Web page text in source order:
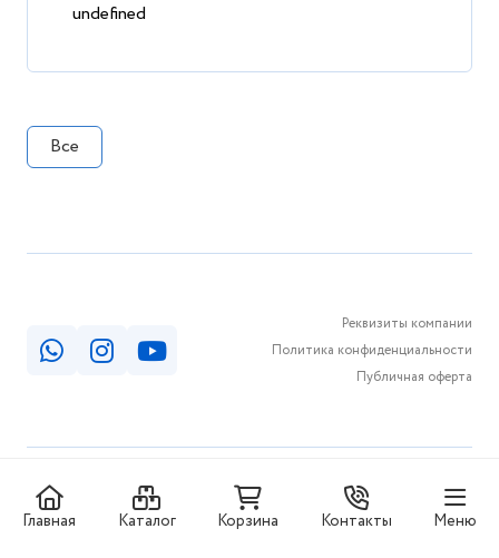
undefined
Все
Реквизиты компании
Политика конфиденциальности
Публичная оферта
© КАБИНКА.КЗ 2026